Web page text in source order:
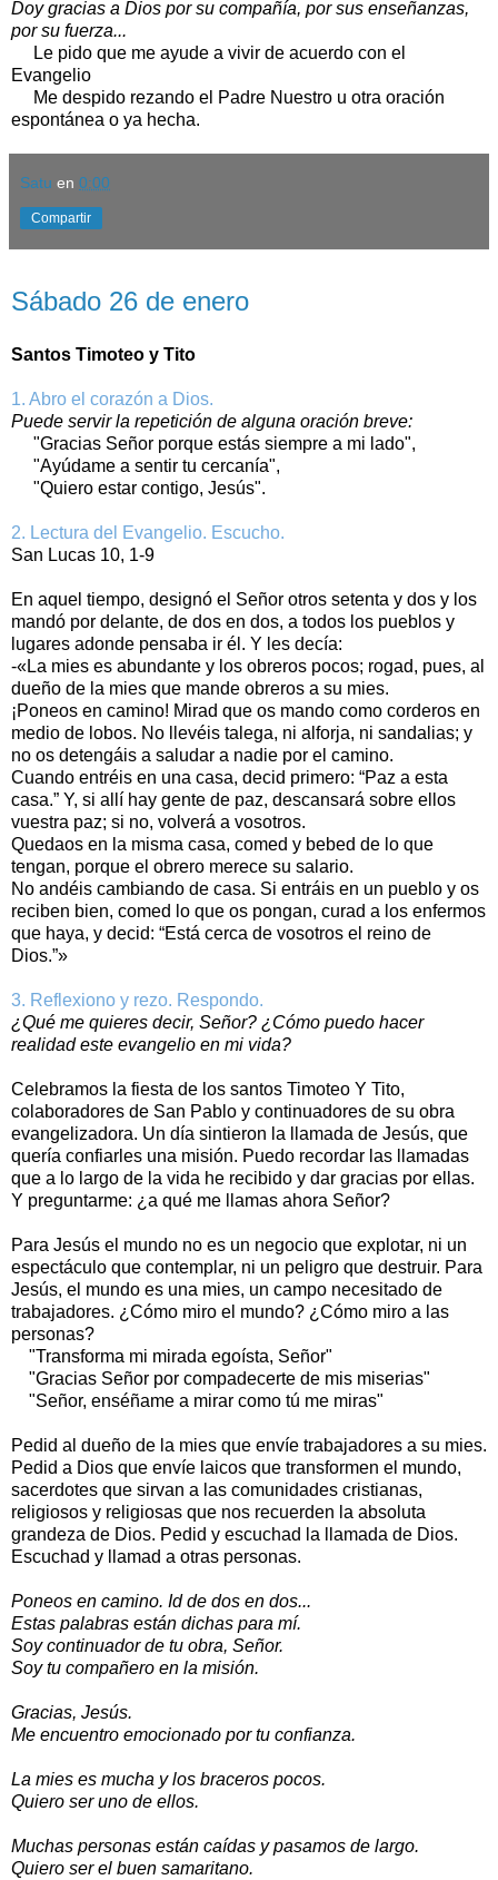
Doy gracias a Dios por su compañía, por sus enseñanzas,
por su fuerza...
Le pido que me ayude a vivir de acuerdo con el
Evangelio
Me despido rezando el Padre Nuestro u otra oración
espontánea o ya hecha.
Satu en 0:00
Compartir
Sábado 26 de enero
Santos Timoteo y Tito
1. Abro el corazón a Dios.
Puede servir la repetición de alguna oración breve:
"Gracias Señor porque estás siempre a mi lado",
"Ayúdame a sentir tu cercanía",
"Quiero estar contigo, Jesús".
2. Lectura del Evangelio. Escucho.
San Lucas 10, 1-9
En aquel tiempo, designó el Señor otros setenta y dos y los
mandó por delante, de dos en dos, a todos los pueblos y
lugares adonde pensaba ir él. Y les decía:
-«La mies es abundante y los obreros pocos; rogad, pues, al
dueño de la mies que mande obreros a su mies.
¡Poneos en camino! Mirad que os mando como corderos en
medio de lobos. No llevéis talega, ni alforja, ni sandalias; y
no os detengáis a saludar a nadie por el camino.
Cuando entréis en una casa, decid primero: “Paz a esta
casa.” Y, si allí hay gente de paz, descansará sobre ellos
vuestra paz; si no, volverá a vosotros.
Quedaos en la misma casa, comed y bebed de lo que
tengan, porque el obrero merece su salario.
No andéis cambiando de casa. Si entráis en un pueblo y os
reciben bien, comed lo que os pongan, curad a los enfermos
que haya, y decid: “Está cerca de vosotros el reino de
Dios.”»
3. Reflexiono y rezo. Respondo.
¿Qué me quieres decir, Señor? ¿Cómo puedo hacer
realidad este evangelio en mi vida?
Celebramos la fiesta de los santos Timoteo Y Tito,
colaboradores de San Pablo y continuadores de su obra
evangelizadora. Un día sintieron la llamada de Jesús, que
quería confiarles una misión. Puedo recordar las llamadas
que a lo largo de la vida he recibido y dar gracias por ellas.
Y preguntarme: ¿a qué me llamas ahora Señor?
Para Jesús el mundo no es un negocio que explotar, ni un
espectáculo que contemplar, ni un peligro que destruir. Para
Jesús, el mundo es una mies, un campo necesitado de
trabajadores. ¿Cómo miro el mundo? ¿Cómo miro a las
personas?
"Transforma mi mirada egoísta, Señor"
"Gracias Señor por compadecerte de mis miserias"
"Señor, enséñame a mirar como tú me miras"
Pedid al dueño de la mies que envíe trabajadores a su mies.
Pedid a Dios que envíe laicos que transformen el mundo,
sacerdotes que sirvan a las comunidades cristianas,
religiosos y religiosas que nos recuerden la absoluta
grandeza de Dios. Pedid y escuchad la llamada de Dios.
Escuchad y llamad a otras personas.
Poneos en camino. Id de dos en dos...
Estas palabras están dichas para mí.
Soy continuador de tu obra, Señor.
Soy tu compañero en la misión.
Gracias, Jesús.
Me encuentro emocionado por tu confianza.
La mies es mucha y los braceros pocos.
Quiero ser uno de ellos.
Muchas personas están caídas y pasamos de largo.
Quiero ser el buen samaritano.